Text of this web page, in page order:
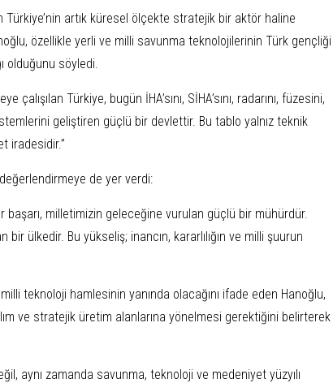
Türkiye’nin artık küresel ölçekte stratejik bir aktör haline
özellikle yerli ve milli savunma teknolojilerinin Türk gençliği
olduğunu söyledi.
Türkiye, bugün İHA’sını, SİHA’sını, radarını, füzesini,
geliştiren güçlü bir devlettir. Bu tablo yalnız teknik
iradesidir.”
de yer verdi:
başarı, milletimizin geleceğine vurulan güçlü bir mühürdür.
ülkedir. Bu yükseliş; inancın, kararlılığın ve milli şuurun
teknoloji hamlesinin yanında olacağını ifade eden Hanoğlu,
ve stratejik üretim alanlarına yönelmesi gerektiğini belirterek
aynı zamanda savunma, teknoloji ve medeniyet yüzyılı